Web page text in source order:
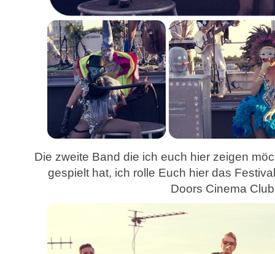
Die zweite Band die ich euch hier zeigen
gespielt hat, ich rolle Euch hier das
Doors Cinema